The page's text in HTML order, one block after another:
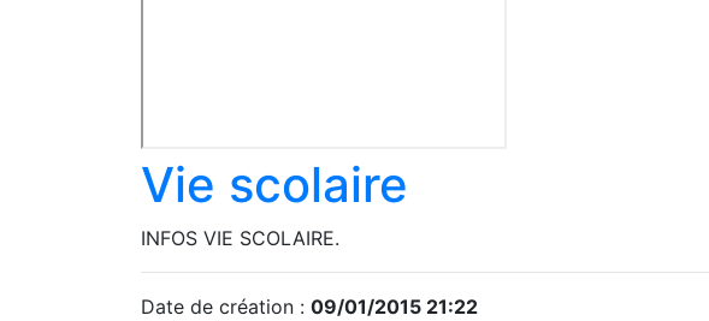
Vie scolaire
INFOS VIE SCOLAIRE.
Date de création : 09/01/2015 21:22